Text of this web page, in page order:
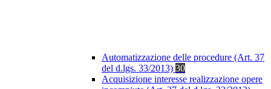
Automatizzazione delle procedure (Art. 37
del d.lgs. 33/2013) 30
Acquisizione interesse realizzazione opere